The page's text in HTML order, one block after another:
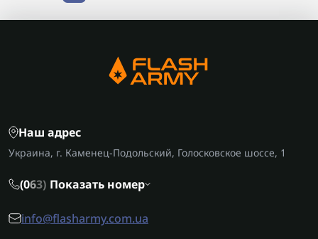
Наш адрес
Украина, г. Каменец-Подольский, Голосковское шоссе, 1
(063) Показать номер
info@flasharmy.com.ua